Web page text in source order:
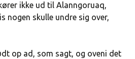
ikke ud til Alanngoruaq,
nogen skulle undre sig over,
op ad, som sagt, og oveni det